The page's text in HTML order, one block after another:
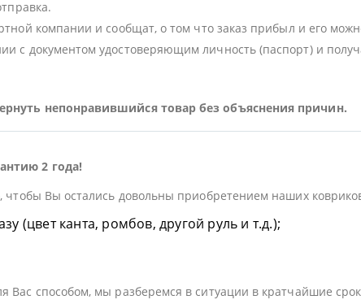
компании и сообщат, о том что заказ прибыл и его
с документом удостоверяющим личность (паспорт) и
непонравившийся товар без объяснения причин.
2 года!
чтобы Вы остались довольны приобретением наших
(цвет канта, ромбов, другой руль и т.д.);
способом, мы разберемся в ситуации в кратчайшие